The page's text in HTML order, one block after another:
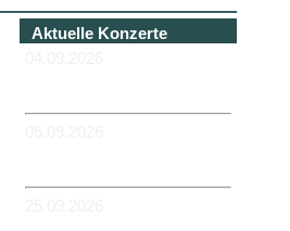
Aktuelle Konzerte